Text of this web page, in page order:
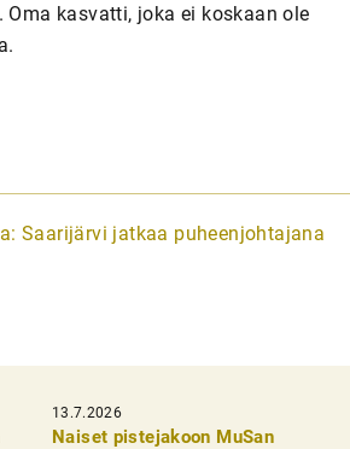
kasvatti, joka ei koskaan ole
Saarijärvi jatkaa puheenjohtajana
13.7.2026
Naiset pistejakoon MuSan